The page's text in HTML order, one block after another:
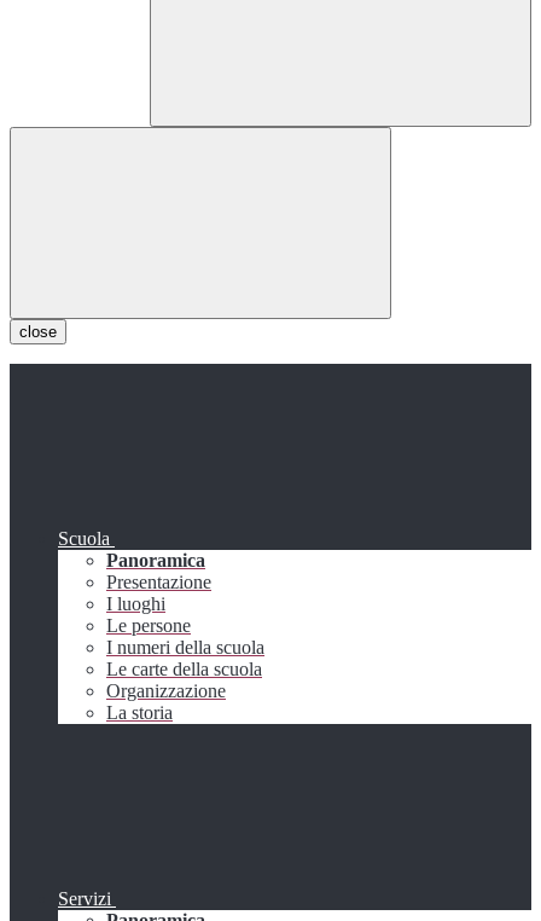
close
Scuola
Panoramica
Presentazione
I luoghi
Le persone
I numeri della scuola
Le carte della scuola
Organizzazione
La storia
Servizi